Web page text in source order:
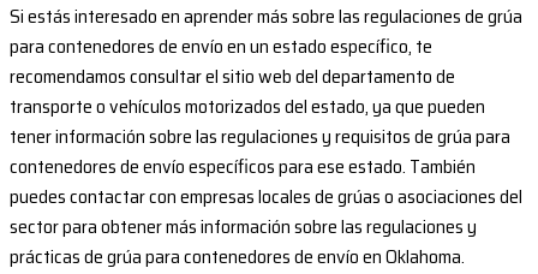
Si estás interesado en aprender más sobre las regulaciones de grúa
para contenedores de envío en un estado específico, te
recomendamos consultar el sitio web del departamento de
transporte o vehículos motorizados del estado, ya que pueden
tener información sobre las regulaciones y requisitos de grúa para
contenedores de envío específicos para ese estado. También
puedes contactar con empresas locales de grúas o asociaciones del
sector para obtener más información sobre las regulaciones y
prácticas de grúa para contenedores de envío en Oklahoma.